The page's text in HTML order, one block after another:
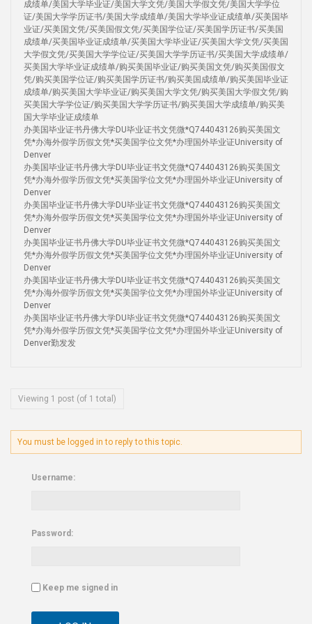
成绩单/美国大学毕业证/美国大学文凭/美国大学假文凭/美国大学学位
证/美国大学学历证书/美国大学成绩单/美国大学毕业证成绩单/买美国毕
业证/买美国文凭/买美国假文凭/买美国学位证/买美国学历证书/买美国
成绩单/买美国毕业证成绩单/买美国大学毕业证/买美国大学文凭/买美国
大学假文凭/买美国大学学位证/买美国大学学历证书/买美国大学成绩单/
买美国大学毕业证成绩单/购买美国毕业证/购买美国文凭/购买美国假文
凭/购买美国学位证/购买美国学历证书/购买美国成绩单/购买美国毕业证
成绩单/购买美国大学毕业证/购买美国大学文凭/购买美国大学假文凭/购
买美国大学学位证/购买美国大学学历证书/购买美国大学成绩单/购买美
国大学毕业证成绩单
办美国毕业证书丹佛大学DU毕业证书文凭微*Q744043126购买美国文
凭*办海外假学历假文凭*买美国学位文凭*办理国外毕业证University of
Denver
办美国毕业证书丹佛大学DU毕业证书文凭微*Q744043126购买美国文
凭*办海外假学历假文凭*买美国学位文凭*办理国外毕业证University of
Denver
办美国毕业证书丹佛大学DU毕业证书文凭微*Q744043126购买美国文
凭*办海外假学历假文凭*买美国学位文凭*办理国外毕业证University of
Denver
办美国毕业证书丹佛大学DU毕业证书文凭微*Q744043126购买美国文
凭*办海外假学历假文凭*买美国学位文凭*办理国外毕业证University of
Denver
办美国毕业证书丹佛大学DU毕业证书文凭微*Q744043126购买美国文
凭*办海外假学历假文凭*买美国学位文凭*办理国外毕业证University of
Denver
办美国毕业证书丹佛大学DU毕业证书文凭微*Q744043126购买美国文
凭*办海外假学历假文凭*买美国学位文凭*办理国外毕业证University of
Denver勤发发
Viewing 1 post (of 1 total)
You must be logged in to reply to this topic.
Username:
Password:
Keep me signed in